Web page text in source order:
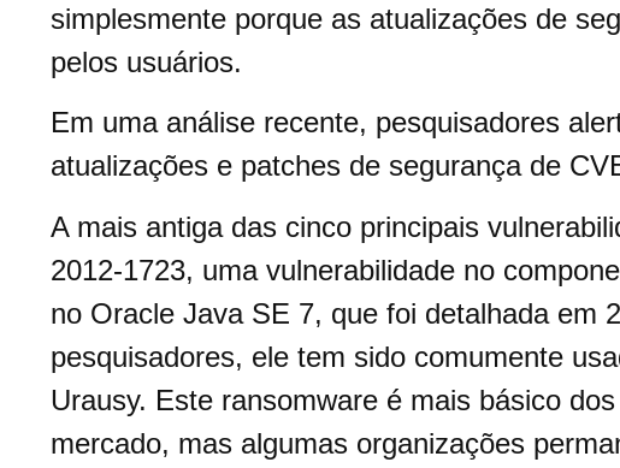
simplesmente porque as atualizações de
pelos usuários.
Em uma análise recente, pesquisadores
atualizações e patches de segurança de
A mais antiga das cinco principais
2012-1723, uma vulnerabilidade no
no Oracle Java SE 7, que foi detalhada em
pesquisadores, ele tem sido comumente
Urausy. Este ransomware é mais básico
mercado, mas algumas organizações